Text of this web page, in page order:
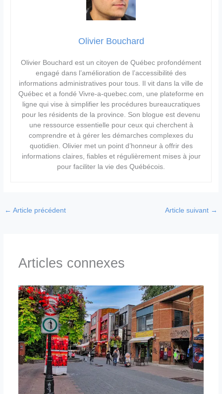
Olivier Bouchard
Olivier Bouchard est un citoyen de Québec profondément
engagé dans l’amélioration de l’accessibilité des
informations administratives pour tous. Il vit dans la ville de
Québec et a fondé Vivre-a-quebec.com, une plateforme en
ligne qui vise à simplifier les procédures bureaucratiques
pour les résidents de la province. Son blogue est devenu
une ressource essentielle pour ceux qui cherchent à
comprendre et à gérer les démarches complexes du
quotidien. Olivier met un point d’honneur à offrir des
informations claires, fiables et régulièrement mises à jour
pour faciliter la vie des Québécois.
← Article précédent Article suivant →
Articles connexes